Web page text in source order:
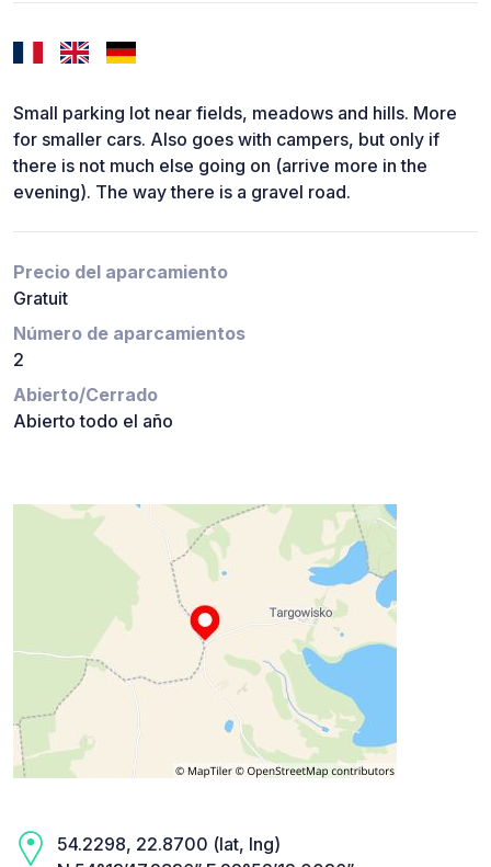
Small parking lot near fields, meadows and hills. More
for smaller cars. Also goes with campers, but only if
there is not much else going on (arrive more in the
evening). The way there is a gravel road.
Precio del aparcamiento
Gratuit
Número de aparcamientos
2
Abierto/Cerrado
Abierto todo el año
54.2298, 22.8700 (lat, lng)